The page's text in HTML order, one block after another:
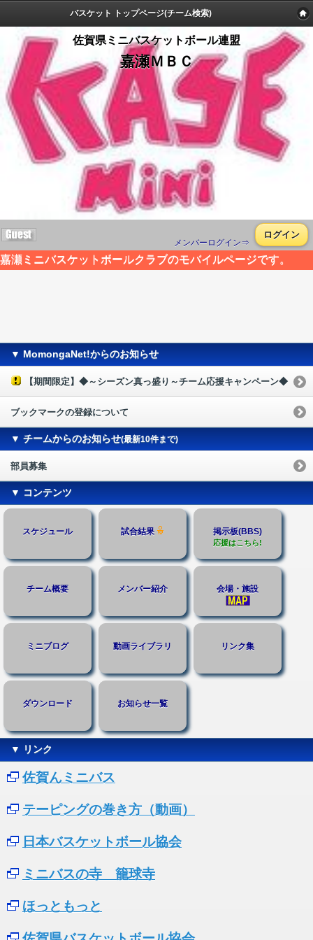
バスケット トップページ(チーム検索)
佐賀県ミニバスケットボール連盟
嘉瀬ＭＢＣ
メンバーログイン⇒
ログイン
嘉瀬ミニバスケットボールクラブのモバイルページです。
▼ MomongaNet!からのお知らせ
【期間限定】◆～シーズン真っ盛り～チーム応援キャンペーン◆
ブックマークの登録について
▼ チームからのお知らせ(最新10件まで)
部員募集
▼ コンテンツ
スケジュール 試合結果 掲示板(BBS)
応援はこちら!
チーム概要 メンバー紹介 会場・施設
ミニブログ 動画ライブラリ リンク集
ダウンロード お知らせ一覧
▼ リンク
佐賀んミニバス
テーピングの巻き方（動画）
日本バスケットボール協会
ミニバスの寺 籠球寺
ほっともっと